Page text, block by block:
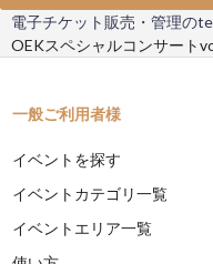
電子チケット販売・管理の
OEKスペシャルコンサート
一般ご利用者様
イベントを探す
イベントカテゴリ一覧
イベントエリア一覧